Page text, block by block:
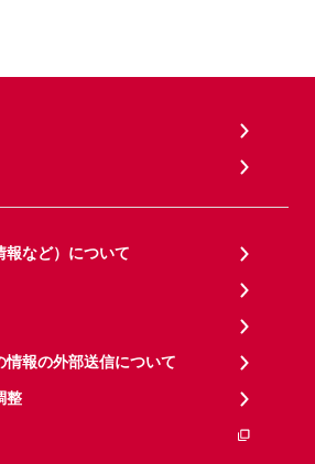
報など）について
報の外部送信について
整